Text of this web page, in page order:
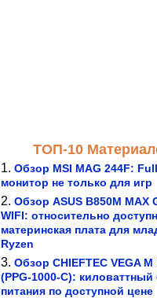
ТОП-10
Обзор MSI MAG 244F:
монитор не только для игр
Обзор ASUS B850M MAX
WIFI: относительно
материнская плата для
Ryzen
Обзор CHIEFTEC VEGA M
(PPG-1000-C): киловаттный
питания по доступной цене